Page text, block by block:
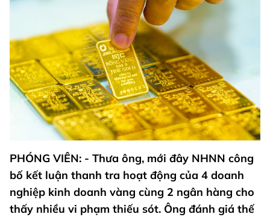
PHÓNG VIÊN: - Thưa ông, mới đây NHNN công
bố kết luận thanh tra hoạt động của 4 doanh
nghiệp kinh doanh vàng cùng 2 ngân hàng cho
thấy nhiều vi phạm thiếu sót. Ông đánh giá thế